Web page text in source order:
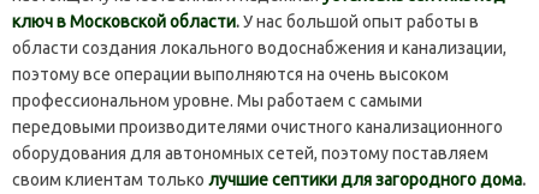
ключ в Московской области.У нас большой опыт работы в
области создания локального водоснабжения и канализации,
поэтому все операции выполняются на очень высоком
профессиональном уровне. Мы работаем с самыми
передовыми производителями очистного канализационного
оборудования для автономных сетей, поэтому поставляем
своим клиентам только лучшие септики для загородного дома.